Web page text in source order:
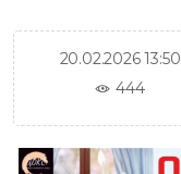
20.02.2026 13:50
444